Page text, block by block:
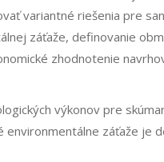
variantné riešenia pre
záťaže, definovanie
zhodnotenie
výkonov pre
environmentálne záťaže je